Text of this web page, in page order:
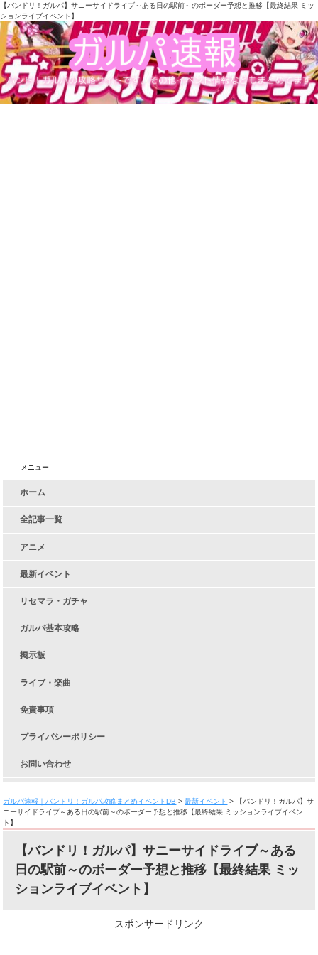
【バンドリ！ガルパ】サニーサイドライブ～ある日の駅前～のボーダー予想と推移【最終結果 ミッ
ションライブイベント】
メニュー
ホーム
全記事一覧
アニメ
最新イベント
リセマラ・ガチャ
ガルパ基本攻略
掲示板
ライブ・楽曲
免責事項
プライバシーポリシー
お問い合わせ
ガルパ速報｜バンドリ！ガルパ攻略まとめイベントDB >最新イベント >
【バンドリ！ガルパ】サ
ニーサイドライブ～ある日の駅前～のボーダー予想と推移【最終結果 ミッションライブイベン
ト】
【バンドリ！ガルパ】サニーサイドライブ～ある
日の駅前～のボーダー予想と推移【最終結果 ミッ
ションライブイベント】
スポンサードリンク